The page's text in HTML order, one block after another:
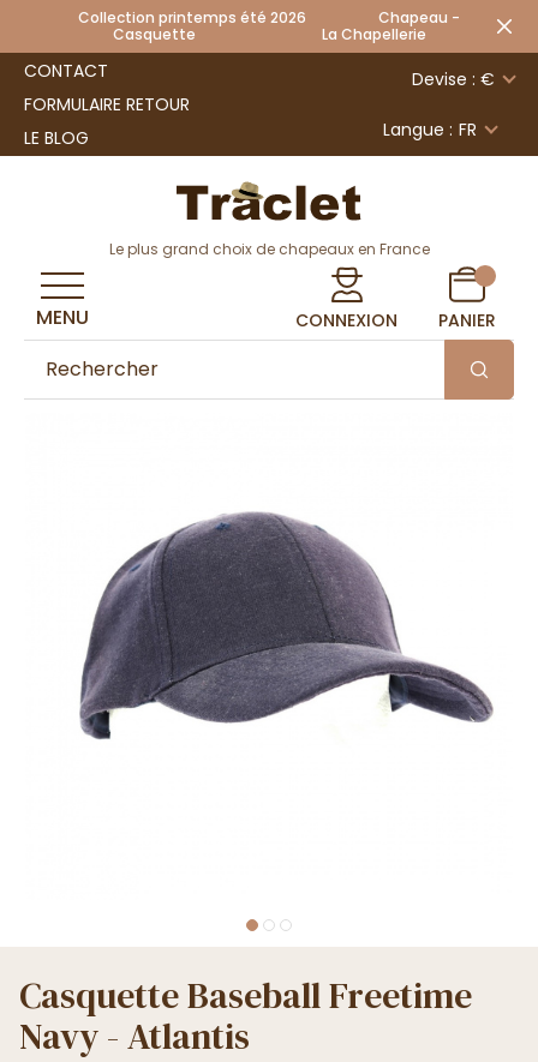
Collection printemps été 2026 Chapeau -
Casquette La Chapellerie
CONTACT
FORMULAIRE RETOUR
LE BLOG
Devise : €
Langue : FR
Le plus grand choix de chapeaux en France
CONNEXION PANIER
MENU
Casquette Baseball Freetime
Navy - Atlantis